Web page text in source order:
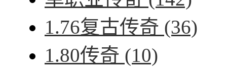
1.76复古传奇 (36)
1.80传奇 (10)